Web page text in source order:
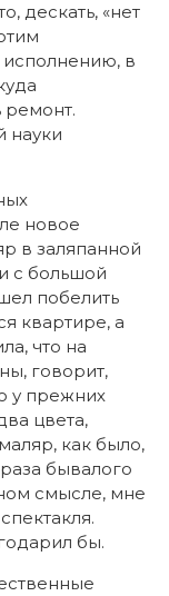
дескать, «нет
исполнению, в
ремонт.
науки
новое
в заляпанной
с большой
побелить
квартире, а
что на
говорит,
у прежних
цвета,
как было,
бывалого
смысле, мне
бы.